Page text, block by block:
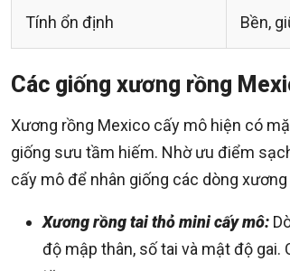
Tính ổn định Bền,
Các giống xương rồng
Xương rồng Mexico cấy mô hiện có
giống sưu tầm hiếm. Nhờ ưu điểm
cấy mô để nhân giống các dòng
Xương rồng tai thỏ mini cấy mô:
độ mập thân, số tai và mật độ